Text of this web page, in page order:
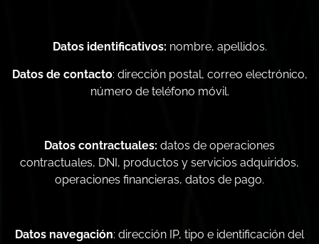
Datos identificativos: nombre, apellidos.
Datos de contacto: dirección postal, correo electrónico,
número de teléfono móvil.
Datos contractuales: datos de operaciones
contractuales, DNI, productos y servicios adquiridos,
operaciones financieras, datos de pago.
Datos navegación: dirección IP, tipo e identificación del